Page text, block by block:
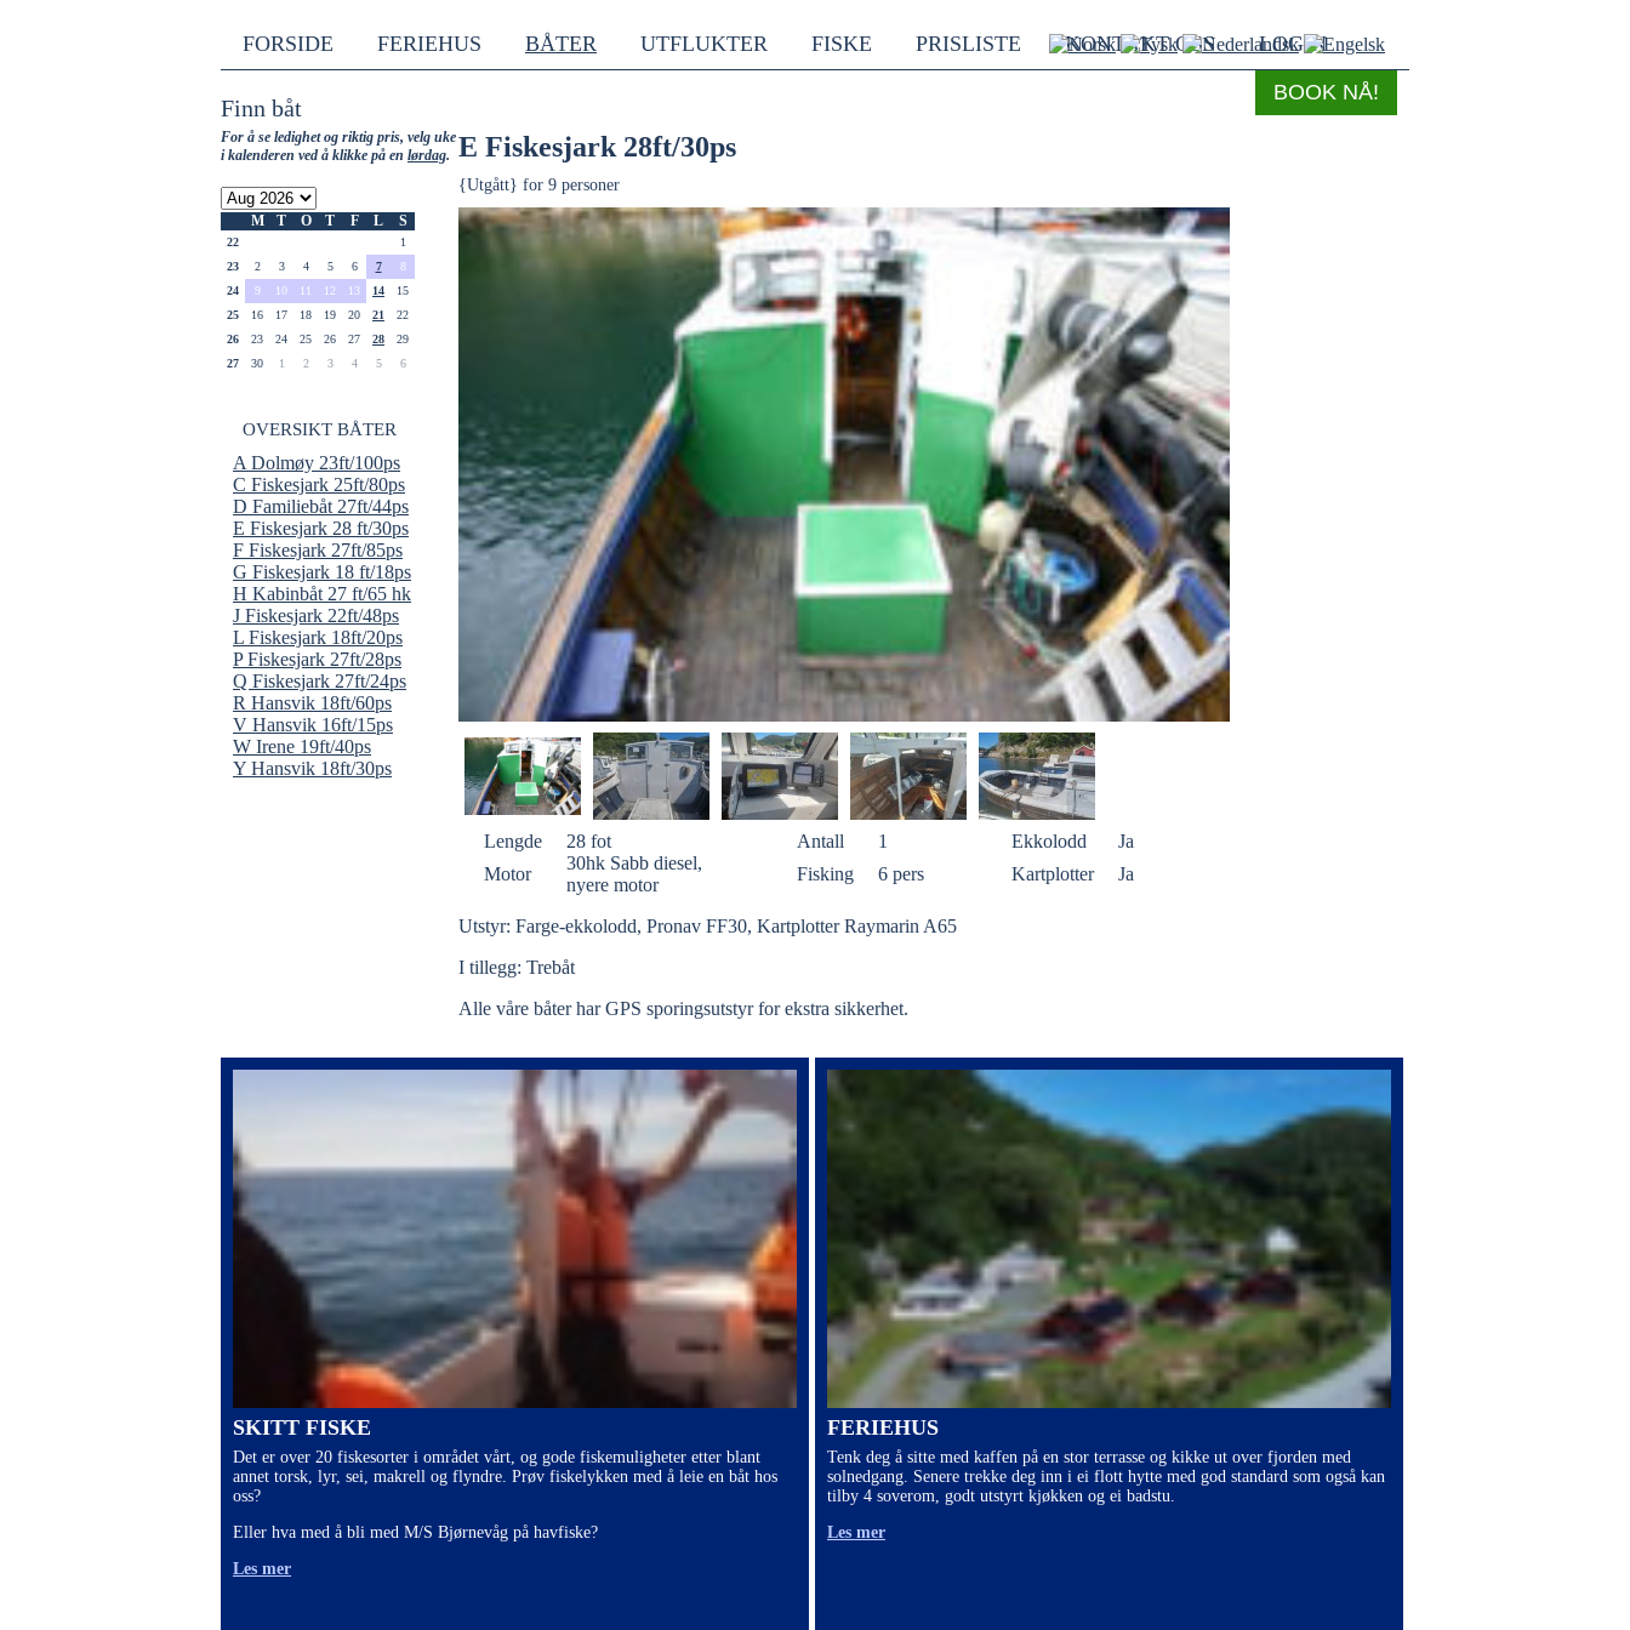
BOOK NÅ!
FORSIDE FERIEHUS BÅTER UTFLUKTER FISKE PRISLISTE KONTAKT OSS LOGIN
Finn båt
For å se ledighet og riktig pris, velg uke
i kalenderen ved å klikke på en lørdag.
M T O T F L S
22
1
23
2 3 4 5 6 7
8
24
9 10 11 12 13 14
15
25
16 17 18 19 20 21
22
26
23 24 25 26 27 28
29
27
30 1 2 3 4 5 6
OVERSIKT BÅTER
A Dolmøy 23ft/100ps
C Fiskesjark 25ft/80ps
D Familiebåt 27ft/44ps
E Fiskesjark 28 ft/30ps
F Fiskesjark 27ft/85ps
G Fiskesjark 18 ft/18ps
H Kabinbåt 27 ft/65 hk
J Fiskesjark 22ft/48ps
L Fiskesjark 18ft/20ps
P Fiskesjark 27ft/28ps
Q Fiskesjark 27ft/24ps
R Hansvik 18ft/60ps
V Hansvik 16ft/15ps
W Irene 19ft/40ps
Y Hansvik 18ft/30ps
E Fiskesjark 28ft/30ps
{Utgått} for 9 personer
Lengde 28 fot Antall 1 Ekkolodd
Ja
Motor
30hk Sabb diesel,
nyere motor
Fisking 6 pers Kartplotter Ja
Utstyr: Farge-ekkolodd, Pronav FF30, Kartplotter Raymarin A65
I tillegg: Trebåt
Alle våre båter har GPS sporingsutstyr for ekstra sikkerhet.
SKITT FISKE
Det er over 20 fiskesorter i området vårt, og gode fiskemuligheter etter blant
annet torsk, lyr, sei, makrell og flyndre. Prøv fiskelykken med å leie en båt hos
oss?
Eller hva med å bli med M/S Bjørnevåg på havfiske?
Les mer
FERIEHUS
Tenk deg å sitte med kaffen på en stor terrasse og kikke ut over fjorden med
solnedgang. Senere trekke deg inn i ei flott hytte med god standard som også kan
tilby 4 soverom, godt utstyrt kjøkken og ei badstu.
Les mer